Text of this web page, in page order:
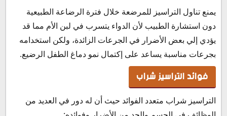
يمنع تناول التراسيز للمرضعة خلال فترة الرضاعة الطبيعية
دون استشارة الطبيب لأن الدواء يتسرب في لبن الأم مما قد
يؤدي إلي بعض الأضرار في الجرعات الزائدة، ولكن استخدامه
بجرعات مناسبة يساعد على إكتمال نمو دماغ الطفل الرضيع.
فوائد التراسيز شراب
التراسيز شراب متعدد الفوائد حيث أن له دور في العديد من